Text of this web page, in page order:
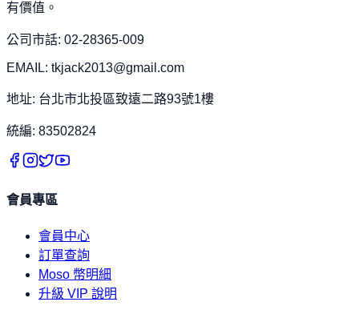
有價值。
公司市話: 02-28365-009
EMAIL: tkjack2013@gmail.com
地址: 台北市北投區致遠二路93號1樓
統編: 83502824
會員專區
會員中心
訂單查詢
Moso 幣明細
升級 VIP 說明